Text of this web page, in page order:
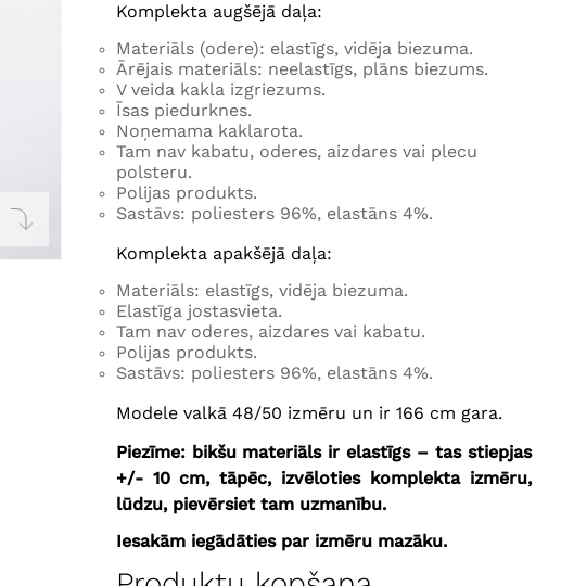
bicepss 64 cm
apkārtmērs
apkārtmērs
164 cm, stāvoklis
priekšā un aizmugurē 30/35 cm
augšstilba apkārtmērs 88 cm,
potītes apkārtmērs
Komplekta augšējā daļa:
Materiāls (odere): elastīgs, vidēja biezuma.
Ārējais materiāls: neelastīgs, plāns biezums.
V veida kakla izgriezums.
Īsas piedurknes.
Noņemama kaklarota.
Tam nav kabatu, oderes, aizdares vai plecu
polsteru.
Polijas produkts.
Sastāvs: poliesters 96%, elastāns 4%.
Komplekta apakšējā daļa:
Materiāls: elastīgs, vidēja biezuma.
Elastīga jostasvieta.
Tam nav oderes, aizdares vai kabatu.
Polijas produkts.
Sastāvs: poliesters 96%, elastāns 4%.
Modele valkā 48/50 izmēru un ir 166 cm gara.
Piezīme: bikšu materiāls ir elastīgs – tas stiepjas
+/- 10 cm, tāpēc, izvēloties komplekta izmēru,
lūdzu, pievērsiet tam uzmanību.
Iesakām iegādāties par izmēru mazāku.